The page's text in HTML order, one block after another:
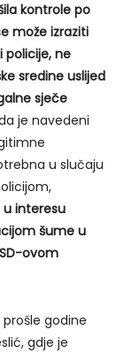
kontrole po
može izraziti
policije, ne
sredine uslijed
sječe
je navedeni
u slučaju
interesu
šume u
ovom
godine
gdje je